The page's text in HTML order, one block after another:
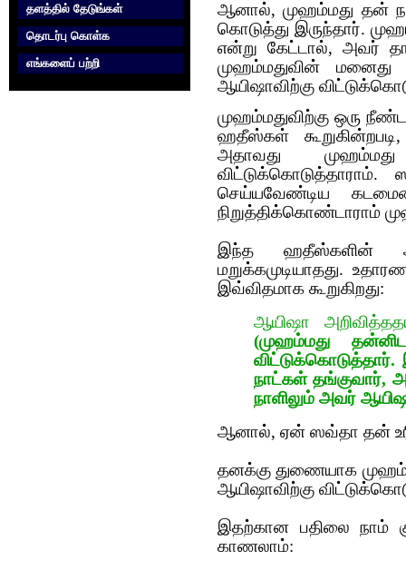
தளத்தில் தேடுங்கள்
தொடர்பு கொள்க‌
எங்களைப் பற்றி
ஆனால், முஹம்மது தன்
கொடுத்து இருந்தார்.
என்று கேட்டால், அவர்
முஹம்மதுவின்
ஆயிஷாவிற்கு
முஹம்மதுவிற்கு ஒரு
ஹதீஸ்கள்
அதாவது
செய்யவேண்டிய
நிறுத்திக்கொண்டாராம்
இந்த ஹதீஸ்களின்
மறுக்கமுடியாதது.
இவ்விதமாக கூறுகிறது:
ஆயிஷா
(முஹம்மது
நாட்கள் தங்குவார்,
நாளிலும் அவர்
ஆனால், ஏன் ஸவ்தா தன்
தனக்கு துணையாக
ஆயிஷாவிற்கு
இதற்கான பதிலை நாம்
காணலாம்: